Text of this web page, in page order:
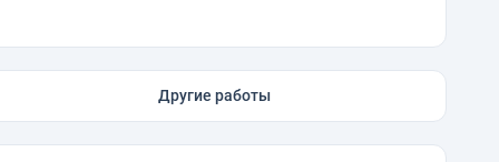
Другие работы